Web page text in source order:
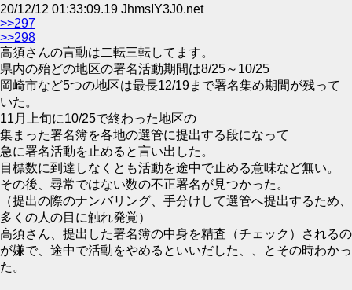
20/12/12 01:33:09.19 JhmsIY3J0.net
>>297
>>298
高須さんの言動は二転三転してます。
県内の殆どの地区の署名活動期間は8/25～10/25
岡崎市など5つの地区は最長12/19まで署名集め期間が残って
いた。
11月上旬に10/25で終わった地区の
集まった署名簿を各地の選管に提出する段になって
急に署名活動を止めると言い出した。
目標数に到達しなくとも活動を途中で止める意味など無い。
その後、尋常ではない数の不正署名が見つかった。
（提出の際のナンバリング、手分けして選管へ提出するため、
多くの人の目に触れ発覚）
高須さん、提出した署名簿の中身を精査（チェック）されるの
が嫌で、途中で活動をやめるといいだした、、とその時わかっ
た。